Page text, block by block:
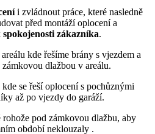
i zvládnout práce, které nasledně
před montáží oplocení a
spokojenosti zákazníka.
kde řešíme brány s vjezdem a
dlažbou v areálu.
se řeší oplocení s pochůznými
až po vjezdy do garáží.
rohože pod zámkovou dlažbu, aby
období neklouzaly .